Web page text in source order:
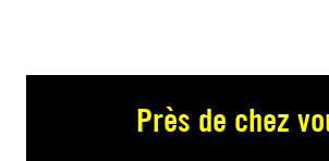
Près de chez